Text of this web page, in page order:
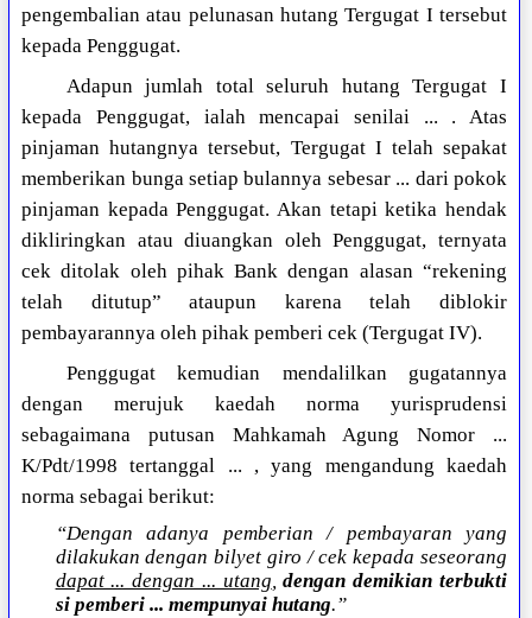
pengembalian atau pelunasan hutang Tergugat I tersebut
kepada Penggugat.
Adapun jumlah total seluruh hutang Tergugat I
kepada Penggugat, ialah mencapai senilai ... . Atas
pinjaman hutangnya tersebut, Tergugat I telah sepakat
memberikan bunga setiap bulannya sebesar ... dari pokok
pinjaman kepada Penggugat. Akan tetapi ketika hendak
dikliringkan atau diuangkan oleh Penggugat, ternyata
cek ditolak oleh pihak Bank dengan alasan “rekening
telah ditutup” ataupun karena telah diblokir
pembayarannya oleh pihak pemberi cek (Tergugat IV).
Penggugat kemudian mendalilkan gugatannya
dengan merujuk kaedah norma yurisprudensi
sebagaimana putusan Mahkamah Agung Nomor ...
K/Pdt/1998 tertanggal ... , yang mengandung kaedah
norma sebagai berikut:
“Dengan adanya pemberian / pembayaran yang
dilakukan dengan bilyet giro / cek kepada seseorang
dapat ... dengan ... utang,dengan demikian terbukti
si pemberi ... mempunyai hutang.”